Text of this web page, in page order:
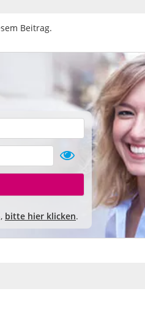
Beitrag.
bitte hier klicken.